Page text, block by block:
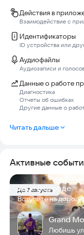
Действия в
Взаимодействие с
Идентификаторы
ID устройства или
Аудиофайлы
Аудиозаписи и
Данные о работе
Диагностика
Отчеты об ошибках
Другие данные о
Читать дальше
Активные
До 7 августа
Хаос в городе
Вступите на
Grand